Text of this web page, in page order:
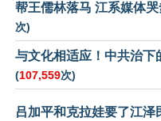
帮王儒林落马 江系媒体
次)
与文化相适应！中共治下
(107,559次)
吕加平和克拉娃要了江泽